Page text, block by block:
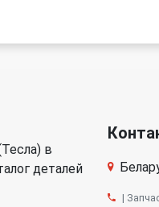
в
деталей
|